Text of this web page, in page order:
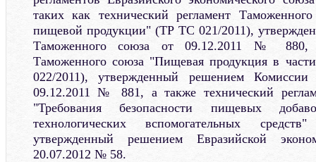
таких как технический регламент
пищевой продукции" (ТР ТС 021/2011),
Таможенного союза от 09.12.2011 № 880,
Таможенного союза "Пищевая продукция в
022/2011), утвержденный решением
09.12.2011 № 881, а также технический
"Требования безопасности пищевых
технологических вспомогательных
утвержденный решением Евразийской
20.07.2012 № 58.